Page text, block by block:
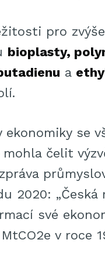
pro
bioplasty,
a
ekonomiky se
mohla čelit
2020:
své
v roce